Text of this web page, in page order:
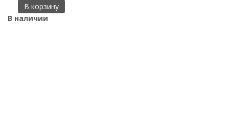
В корзину
В наличии